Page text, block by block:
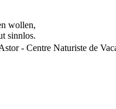
wollen,
sinnlos.
- Centre Naturiste de